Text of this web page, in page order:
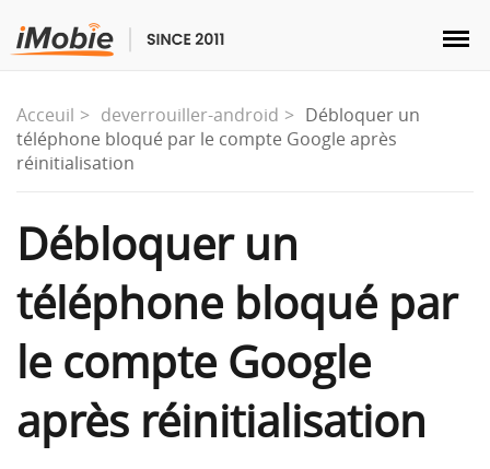
Transfert
Multimédia
Solutions
Acceuil deverrouiller-android
Débloquer un
téléphone bloqué par le compte Google après
réinitialisation
Débloquer un
téléphone bloqué par
le compte Google
après réinitialisation